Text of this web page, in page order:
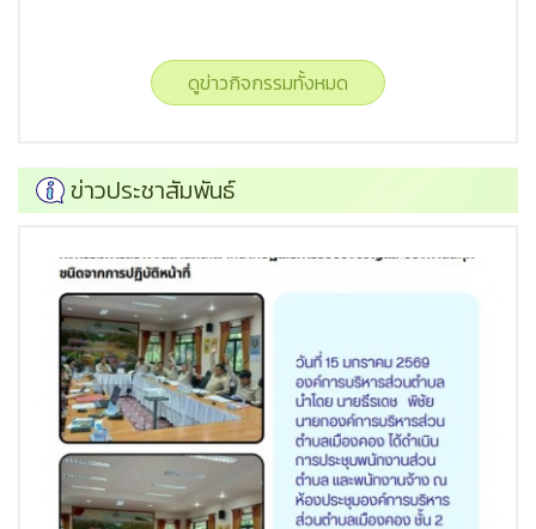
ดูข่าวกิจกรรมทั้งหมด
ข่าวประชาสัมพันธ์